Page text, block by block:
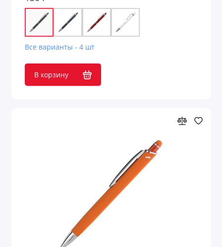
Все варианты - 4 шт
В корзину